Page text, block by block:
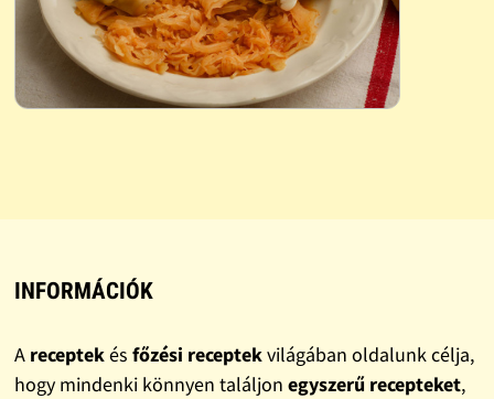
INFORMÁCIÓK
A receptekés főzési receptekvilágában oldalunk célja,
hogy mindenki könnyen találjon egyszerű recepteket,